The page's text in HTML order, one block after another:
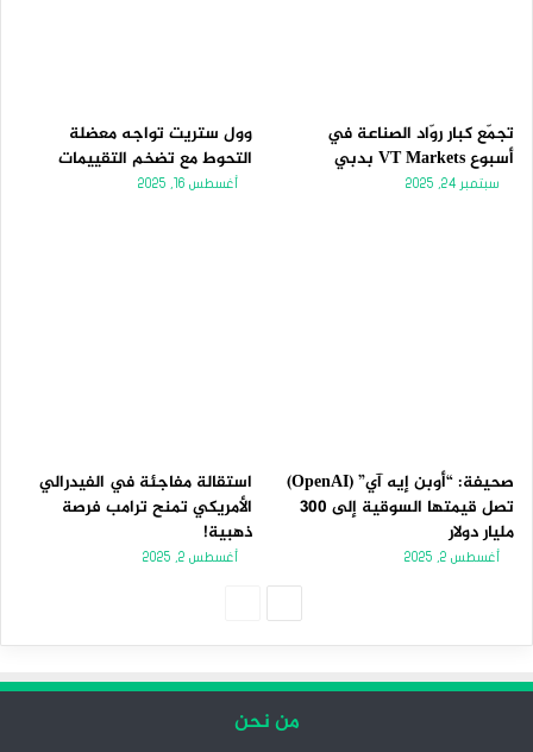
تجمّع كبار روّاد الصناعة في
أسبوع VT Markets بدبي
سبتمبر 24, 2025
وول ستريت تواجه معضلة
التحوط مع تضخم التقييمات
أغسطس 16, 2025
صحيفة: “أوبن إيه آي” (OpenAI)
تصل قيمتها السوقية إلى 300
مليار دولار
أغسطس 2, 2025
استقالة مفاجئة في الفيدرالي
الأمريكي تمنح ترامب فرصة
ذهبية!
أغسطس 2, 2025
من نحن